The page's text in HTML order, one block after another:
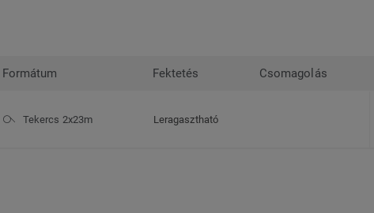
Formátum Fektetés Csomagolás
Tekercs 2x23m Leragasztható